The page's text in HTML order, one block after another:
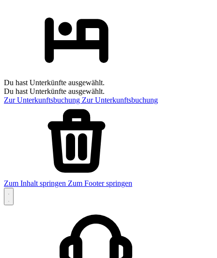
Du hast Unterkünfte ausgewählt.
Du hast Unterkünfte ausgewählt.
Zur Unterkunftsbuchung Zur Unterkunftsbuchung
Zum Inhalt springen Zum Footer springen